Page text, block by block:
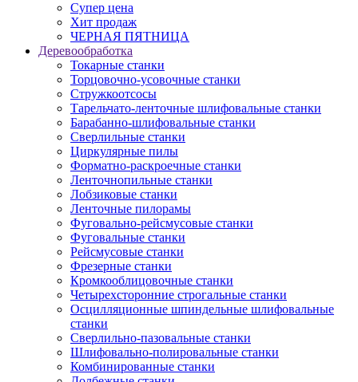
Супер цена
Хит продаж
ЧЕРНАЯ ПЯТНИЦА
Деревообработка
Токарные станки
Торцовочно-усовочные станки
Стружкоотсосы
Тарельчато-ленточные шлифовальные станки
Барабанно-шлифовальные станки
Сверлильные станки
Циркулярные пилы
Форматно-раскроечные станки
Ленточнопильные станки
Лобзиковые станки
Ленточные пилорамы
Фуговально-рейсмусовые станки
Фуговальные станки
Рейсмусовые станки
Фрезерные станки
Кромкооблицовочные станки
Четырехсторонние строгальные станки
Осцилляционные шпиндельные шлифовальные
станки
Сверлильно-пазовальные станки
Шлифовально-полировальные станки
Комбинированные станки